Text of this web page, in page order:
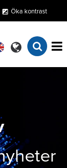
exposure Öka kontrast